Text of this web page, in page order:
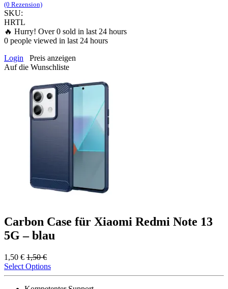
(0 Rezension)
SKU:
HRTL
🔥 Hurry! Over0 sold in last 24 hours
0 people viewed in last 24 hours
Login
Preis anzeigen
Auf die Wunschliste
Carbon Case für Xiaomi Redmi Note 13
5G – blau
1,50 € 1,50€
Select Options